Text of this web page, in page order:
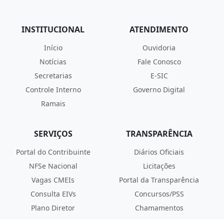
INSTITUCIONAL
Início
Notícias
Secretarias
Controle Interno
Ramais
ATENDIMENTO
Ouvidoria
Fale Conosco
E-SIC
Governo Digital
SERVIÇOS
Portal do Contribuinte
NFSe Nacional
Vagas CMEIs
Consulta EIVs
Plano Diretor
TRANSPARÊNCIA
Diários Oficiais
Licitações
Portal da Transparência
Concursos/PSS
Chamamentos